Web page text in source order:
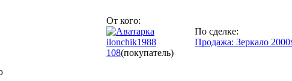
От кого:
ilonchik1988
108(покупатель)
По сделке:
Продажа: Зеркало